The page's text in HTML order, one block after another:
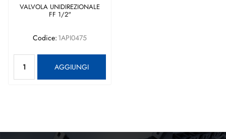
VALVOLA UNIDIREZIONALE
FF 1/2"
Codice: 1API0475
AGGIUNGI